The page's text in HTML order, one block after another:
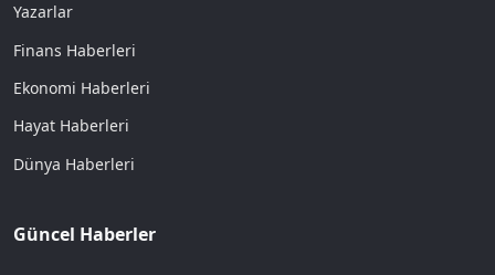
Yazarlar
Finans Haberleri
Ekonomi Haberleri
Hayat Haberleri
Dünya Haberleri
Güncel Haberler